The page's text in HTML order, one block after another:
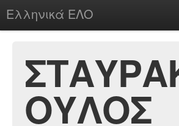
Ελληνικά ΕΛΟ
chesstu.be @ discord
LoginΟΥΛΟΣ